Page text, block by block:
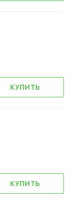
КУПИТЬ
КУПИТЬ